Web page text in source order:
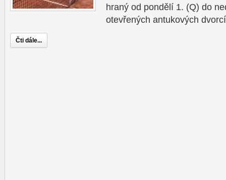
hraný od pondělí 1. (Q) do
otevřených antukových
Čti dále...